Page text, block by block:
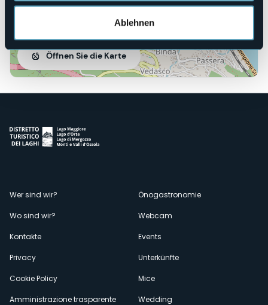
Ablehnen
Öffnen Sie die Karte
Menù
secondario
Wer sind wir?
Wo sind wir?
Kontakte
Privacy
Cookie Policy
Amministrazione trasparente
Önogastronomie
Webcam
Events
Unterkünfte
Mice
Wedding